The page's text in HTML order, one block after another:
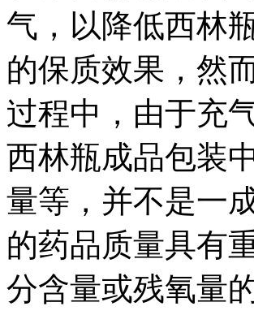
气，以降低西林
的保质效果，然
过程中，由于充
西林瓶成品包装
量等，并不是一
的药品质量具有
分含量或残氧量